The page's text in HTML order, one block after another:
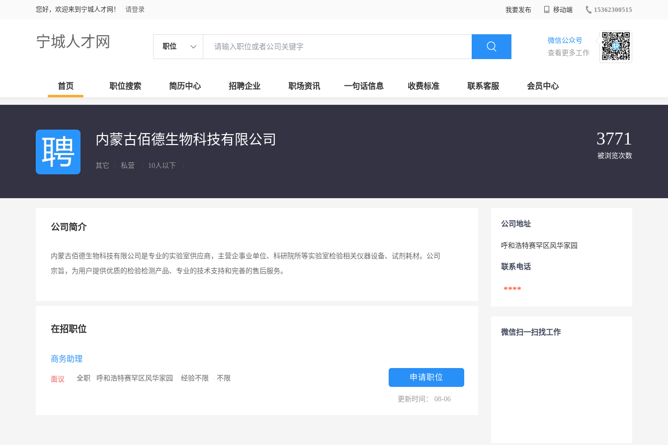
您好，欢迎来到宁城人才网！ 请登录 我要发布 移动端 15362300515
宁城人才网 职位
微信公众号
查看更多工作
首页 职位搜索 简历中心 招聘企业 职场资讯 一句话信息 收费标准 联系客服 会员中心
内蒙古佰德生物科技有限公司
其它 私营 10人以下
3771
被浏览次数
公司简介
内蒙古佰德生物科技有限公司是专业的实验室供应商，主营企事业单位、科研院所等实验室检验相关仪器设备、试剂耗材。公司
宗旨，为用户提供优质的检验检测产品、专业的技术支持和完善的售后服务。
在招职位
商务助理
面议 全职 呼和浩特赛罕区风华家园 经验不限 不限 申请职位
更新时间： 08-06
公司地址
呼和浩特赛罕区风华家园
联系电话
****
微信扫一扫找工作